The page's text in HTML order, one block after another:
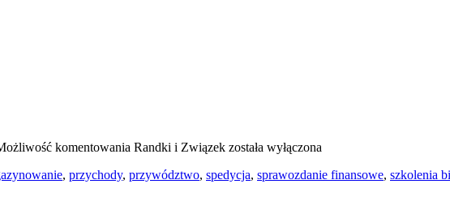
komentowania Randki i Związek została wyłączona
, przychody, przywództwo, spedycja, sprawozdanie finansowe, szkolenia